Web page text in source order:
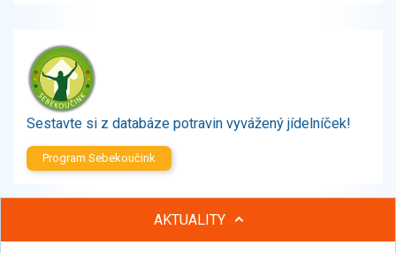
Brambory, luštěniny, houby
Sladkosti, slané výrobky
Zmrzliny
Ochucovadla, přísady, sladidla
Sušené směsi
Polotovary, hotové pokrmy
Proteinové výrobky, doplňky stravy
Nápoje alkoholické
Sestavte si z databáze potravin vyvážený jídelníček!
Program Sebekoučink
AKTUALITY